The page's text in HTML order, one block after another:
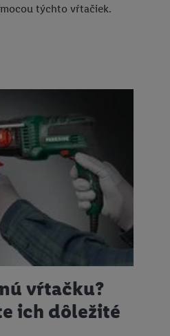
týchto vŕtačiek.
vŕtačku?
ich dôležité